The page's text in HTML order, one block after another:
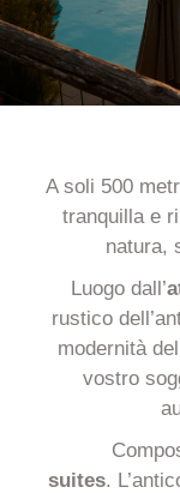
A soli 500
tranquilla e
natura,
Luogo dall’
rustico
modernità
vostro
suites.